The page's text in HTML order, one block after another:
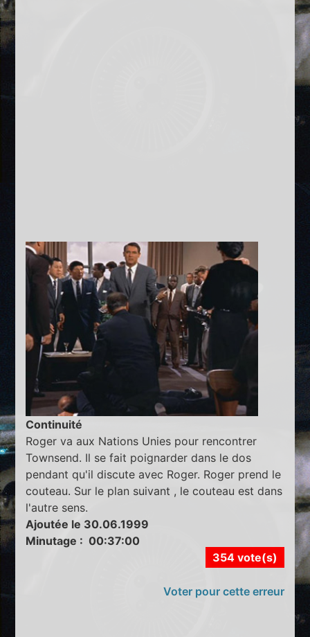
Continuité
Roger va aux Nations Unies pour rencontrer
Townsend. Il se fait poignarder dans le dos
pendant qu'il discute avec Roger. Roger prend le
couteau. Sur le plan suivant , le couteau est dans
l'autre sens.
Ajoutée le 30.06.1999
Minutage : 00:37:00
354 vote(s)
Voter pour cette erreur